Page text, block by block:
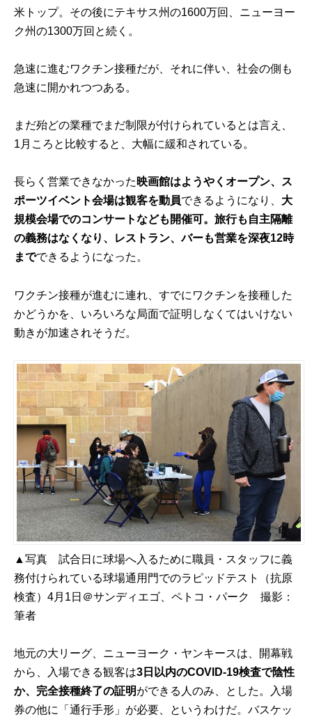
米トップ。その後にテキサス州の1600万回、ニューヨー
ク州の1300万回と続く。
急速に進むワクチン接種だが、それに伴い、社会の側も
急速に開かれつつある。
まだ殆どの業種でまだ制限が付けられているとは言え、
1月ころと比較すると、大幅に緩和されている。
長らく営業できなかった映画館はようやくオープン、ス
ポーツイベント会場は観客を動員できるようになり、 大
規模会場でのコンサートなども開催可。旅行も自主隔離
の義務はなくなり、レストラン、バーも営業を深夜12時
までできるようになった。
ワクチン接種が進むに連れ、すでにワクチンを接種した
かどうかを、いろいろな局面で証明しなくてはいけない
動きが加速されそうだ。
▲写真 試合日に球場へ入るために職員・スタッフに義
務付けられている球場通用門でのラピッドテスト（抗原
検査）4月1日＠サンディエゴ、ペトコ・パーク 撮影：
筆者
地元の大リーグ、ニューヨーク・ヤンキースは、開幕戦
から、入場できる観客は3日以内のCOVID-19検査で陰性
か、完全接種終了の証明ができる人のみ、とした。入場
券の他に「通行手形」が必要、というわけだ。バスケッ